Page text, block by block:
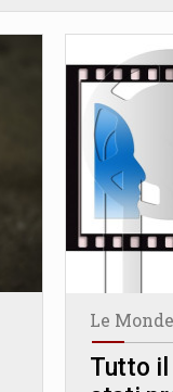
Le Monde
Tutto il